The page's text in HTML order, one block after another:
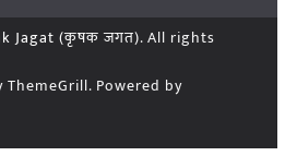
Jagat (कृषक जगत). All rights
ThemeGrill. Powered by